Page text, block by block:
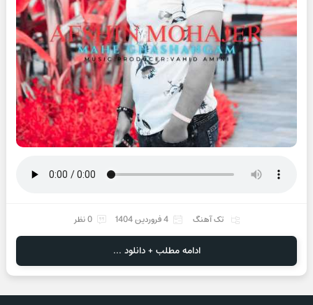
تک آهنگ 4 فروردین 1404 0 نظر
ادامه مطلب + دانلود ...